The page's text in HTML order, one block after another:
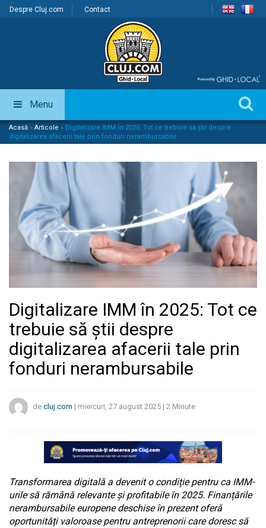
Despre Cluj.com Contact
Menu
Acasă » Articole » Digitalizare IMM în 2025: Tot ce trebuie să știi despre
digitalizarea afacerii tale prin fonduri nerambursabile
Digitalizare IMM în 2025: Tot ce
trebuie să știi despre
digitalizarea afacerii tale prin
fonduri nerambursabile
de cluj.com | miercuri, 27 august 2025 | 2 Minute
Transformarea digitală a devenit o condiție pentru ca IMM-
urile să rămână relevante și profitabile în 2025. Finanțările
nerambursabile europene deschise în prezent oferă
oportunități valoroase pentru antreprenorii care doresc să